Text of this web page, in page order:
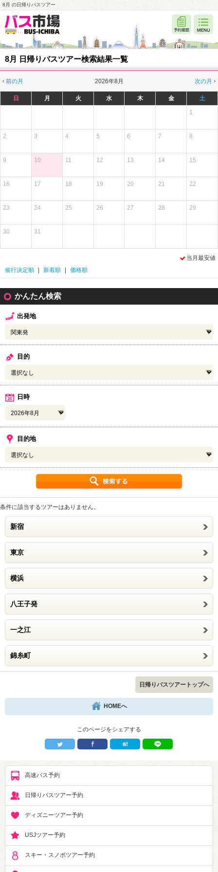
8月 の日帰りバスツアー
8月 日帰りバスツアー検索結果一覧
前の月 次の月
2026年8月
日 月 火 水 木 金 土
1
2 3 4 5 6 7 8
9 10 11 12 13 14 15
16 17 18 19 20 21 22
23 24 25 26 27 28 29
30 31
当月最安値
催行決定順
新着順 価格順
かんたん検索
出発地
目的
日時
目的地
条件に該当するツアーはありません。
新宿
東京
横浜
八王子発
一之江
錦糸町
日帰りバスツアートップへ
HOMEへ
このページをシェアする
高速バス予約
日帰りバスツアー予約
ディズニーツアー予約
USJツアー予約
スキー・スノボツアー予約